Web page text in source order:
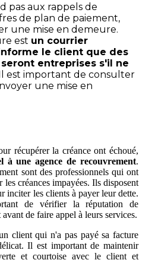
pas aux rappels de
de plan de paiement,
une mise en demeure.
est un courrier
le client que des
entreprises s'il ne
est important de consulter
une mise en
récupérer la créance ont échoué,
à une agence de recouvrement.
sont des professionnels qui ont
créances impayées. Ils disposent
inciter les clients à payer leur dette.
de vérifier la réputation de
de faire appel à leurs services.
client qui n'a pas payé sa facture
Il est important de maintenir
et courtoise avec le client et